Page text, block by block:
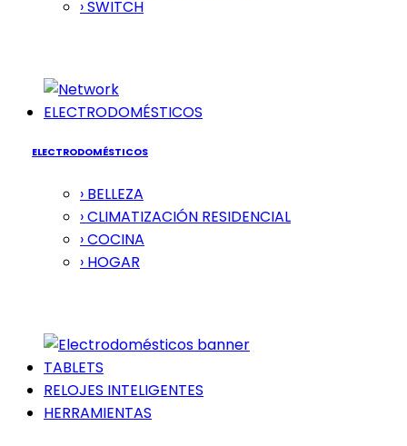
› SWITCH
ELECTRODOMÉSTICOS
ELECTRODOMÉSTICOS
› BELLEZA
› CLIMATIZACIÓN RESIDENCIAL
› COCINA
› HOGAR
TABLETS
RELOJES INTELIGENTES
HERRAMIENTAS